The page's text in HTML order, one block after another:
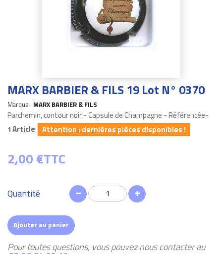
MARX BARBIER & FILS 19 Lot N° 0370
Marque : MARX BARBIER & FILS
Parchemin, contour noir - Capsule de Champagne - Référencée-
1 Article Attention : dernières pièces disponibles !
2,00 €TTC
Quantité
Ajouter au panier
Pour toutes questions, vous pouvez nous contacter au